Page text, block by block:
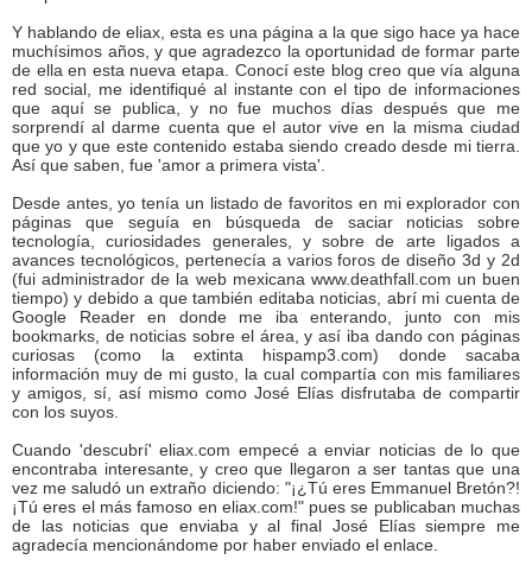
Y hablando de eliax, esta es una página a la que sigo hace ya hace
muchísimos años, y que agradezco la oportunidad de formar parte
de ella en esta nueva etapa. Conocí este blog creo que vía alguna
red social, me identifiqué al instante con el tipo de informaciones
que aquí se publica, y no fue muchos días después que me
sorprendí al darme cuenta que el autor vive en la misma ciudad
que yo y que este contenido estaba siendo creado desde mi tierra.
Así que saben, fue 'amor a primera vista'.
Desde antes, yo tenía un listado de favoritos en mi explorador con
páginas que seguía en búsqueda de saciar noticias sobre
tecnología, curiosidades generales, y sobre de arte ligados a
avances tecnológicos, pertenecía a varios foros de diseño 3d y 2d
(fui administrador de la web mexicana www.deathfall.com un buen
tiempo) y debido a que también editaba noticias, abrí mi cuenta de
Google Reader en donde me iba enterando, junto con mis
bookmarks, de noticias sobre el área, y así iba dando con páginas
curiosas (como la extinta hispamp3.com) donde sacaba
información muy de mi gusto, la cual compartía con mis familiares
y amigos, sí, así mismo como José Elías disfrutaba de compartir
con los suyos.
Cuando 'descubrí' eliax.com empecé a enviar noticias de lo que
encontraba interesante, y creo que llegaron a ser tantas que una
vez me saludó un extraño diciendo: "¡¿Tú eres Emmanuel Bretón?!
¡Tú eres el más famoso en eliax.com!" pues se publicaban muchas
de las noticias que enviaba y al final José Elías siempre me
agradecía mencionándome por haber enviado el enlace.